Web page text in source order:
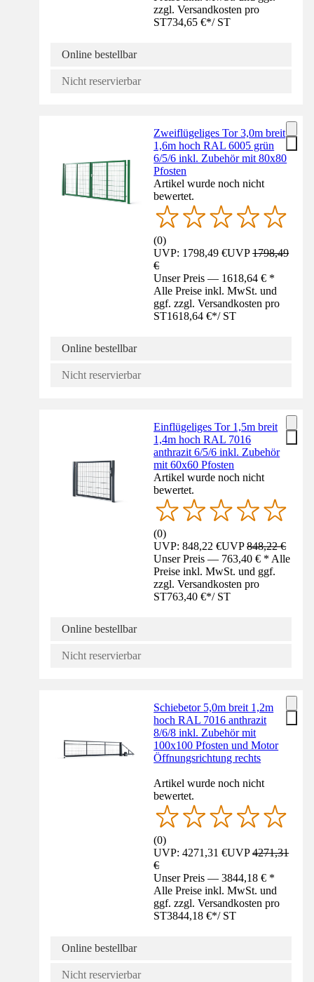
zzgl. Versandkosten pro
ST734,65 €*/ ST
Online bestellbar
Nicht reservierbar
Zweiflügeliges Tor 3,0m breit
1,6m hoch RAL 6005 grün
6/5/6 inkl. Zubehör mit 80x80
Pfosten
Artikel wurde noch nicht
bewertet.
(0)
UVP: 1798,49 €UVP1798,49
€
Unser Preis — 1618,64 € *
Alle Preise inkl. MwSt. und
ggf. zzgl. Versandkosten pro
ST1618,64 €*/ ST
Online bestellbar
Nicht reservierbar
Einflügeliges Tor 1,5m breit
1,4m hoch RAL 7016
anthrazit 6/5/6 inkl. Zubehör
mit 60x60 Pfosten
Artikel wurde noch nicht
bewertet.
(0)
UVP: 848,22 €UVP848,22 €
Unser Preis — 763,40 € * Alle
Preise inkl. MwSt. und ggf.
zzgl. Versandkosten pro
ST763,40 €*/ ST
Online bestellbar
Nicht reservierbar
Schiebetor 5,0m breit 1,2m
hoch RAL 7016 anthrazit
8/6/8 inkl. Zubehör mit
100x100 Pfosten und Motor
Öffnungsrichtung rechts
Artikel wurde noch nicht
bewertet.
(0)
UVP: 4271,31 €UVP4271,31
€
Unser Preis — 3844,18 € *
Alle Preise inkl. MwSt. und
ggf. zzgl. Versandkosten pro
ST3844,18 €*/ ST
Online bestellbar
Nicht reservierbar